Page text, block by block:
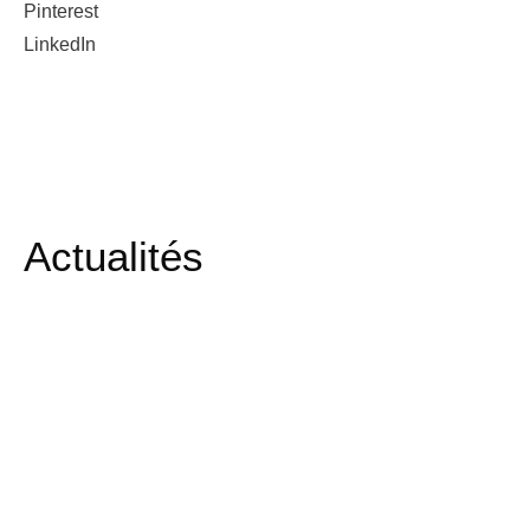
Pinterest
LinkedIn
Actualités